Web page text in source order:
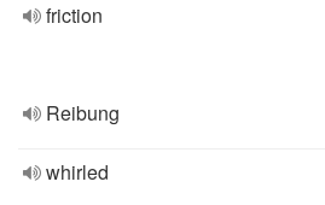
friction
Reibung
whirled